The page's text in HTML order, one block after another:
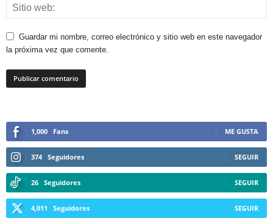
Guardar mi nombre, correo electrónico y sitio web en este navegador
la próxima vez que comente.
1,000 Fans ME GUSTA
374 Seguidores SEGUIR
26 Seguidores SEGUIR
4,011 Seguidores SEGUIR